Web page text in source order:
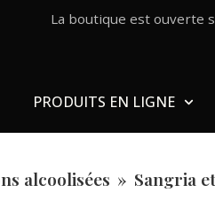
La boutique est ouverte
PRODUITS EN LIGNE
alcoolisées » Sangria